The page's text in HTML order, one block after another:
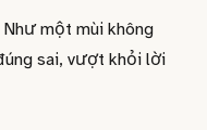
một mùi không
sai, vượt khỏi lời